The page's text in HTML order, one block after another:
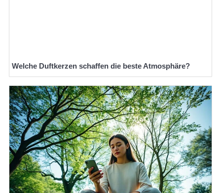
Welche Duftkerzen schaffen die beste Atmosphäre?